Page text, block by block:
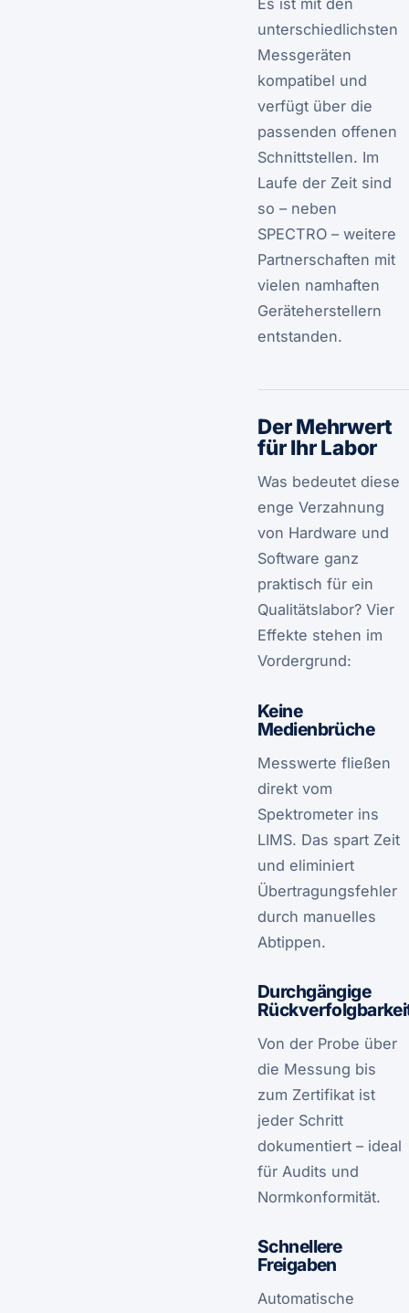
unterschiedlichsten
Messgeräten
kompatibel und
verfügt über die
passenden offenen
Schnittstellen. Im
Laufe der Zeit sind
so – neben
SPECTRO – weitere
Partnerschaften mit
vielen namhaften
Geräteherstellern
entstanden.
Der Mehrwert
für Ihr Labor
Was bedeutet diese
enge Verzahnung
von Hardware und
Software ganz
praktisch für ein
Qualitätslabor? Vier
Effekte stehen im
Vordergrund:
Keine
Medienbrüche
Messwerte fließen
direkt vom
Spektrometer ins
LIMS. Das spart Zeit
und eliminiert
Übertragungsfehler
durch manuelles
Abtippen.
Durchgängige
Von der Probe über
die Messung bis
zum Zertifikat ist
jeder Schritt
dokumentiert – ideal
für Audits und
Normkonformität.
Schnellere
Freigaben
Automatische